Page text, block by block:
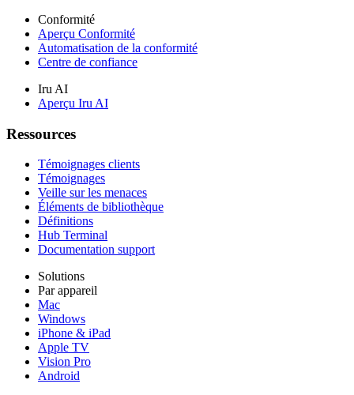
Conformité
Aperçu Conformité
Automatisation de la conformité
Centre de confiance
Iru AI
Aperçu Iru AI
Ressources
Témoignages clients
Témoignages
Veille sur les menaces
Éléments de bibliothèque
Définitions
Hub Terminal
Documentation support
Solutions
Par appareil
Mac
Windows
iPhone & iPad
Apple TV
Vision Pro
Android